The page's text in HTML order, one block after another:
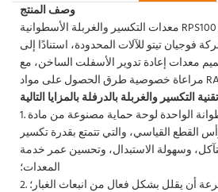
وصف المنتج
معدات التكسير والغربلة الأسطوانية RPS100 RAP هي غربال تكسير
فوجيان تيتو للآلات المحدودة، استنادًا إلى
معدات إعادة تدوير الأسفلت الساخن، مع
1. تعتمد الكسارة ذات الأسطوانة الواحدة لوحة حماية مصنوعة من مادة
القطع القياسي، والتي تتمتع بقدرة تكسير
وسهولة الاستبدال، وتحسين عمر خدمة
المعدات؛
أن يقلل بشكل فعال من انبعاث الغبار؛